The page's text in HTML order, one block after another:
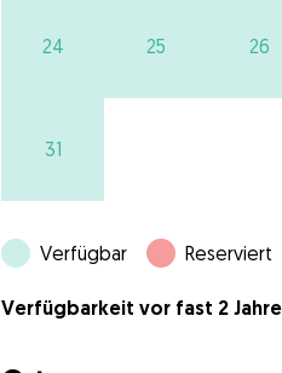
24 25 26
31
Verfügbar Reserviert
Verfügbarkeit vor fast 2